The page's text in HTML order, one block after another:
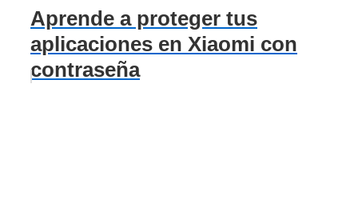
Aprende a proteger tus
aplicaciones en Xiaomi con
contraseña